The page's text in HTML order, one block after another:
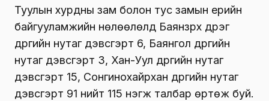
Туулын хурдны зам болон тус замын үерийн
байгууламжийн нөлөөлөлд Баянзүрх дүүрэг
дүүргийн нутаг дэвсгэрт 6, Баянгол дүүргийн
нутаг дэвсгэрт 3, Хан-Уул дүүргийн нутаг
дэвсгэрт 15, Сонгинохайрхан дүүргийн нутаг
дэвсгэрт 91 нийт 115 нэгж талбар өртөж буй.